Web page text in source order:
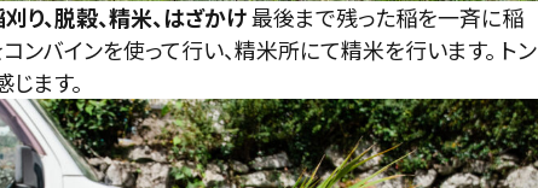
、脱穀、精米、はざかけ最後まで残った稲を一斉に稲
ンバインを使って行い、精米所にて精米を行います。 トン
ます。